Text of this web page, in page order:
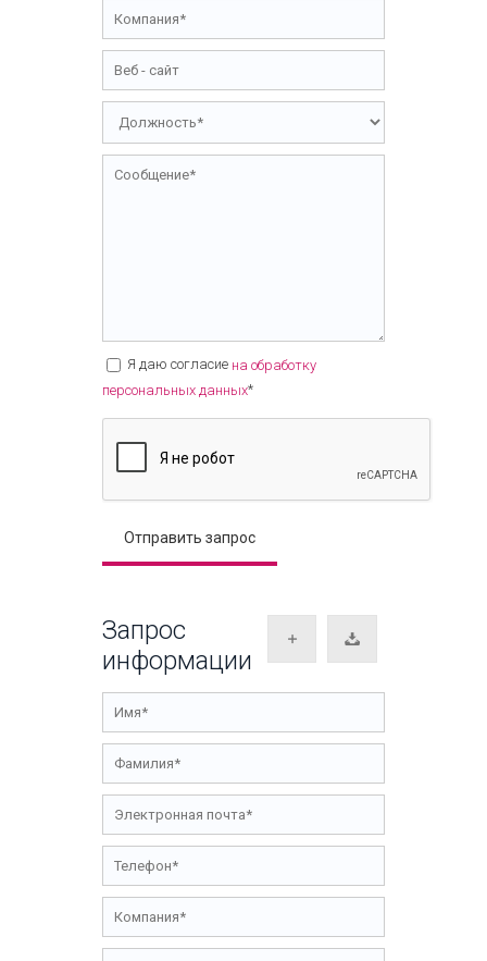
Я даю согласие на обработку
персональных данных*
Запрос
информации